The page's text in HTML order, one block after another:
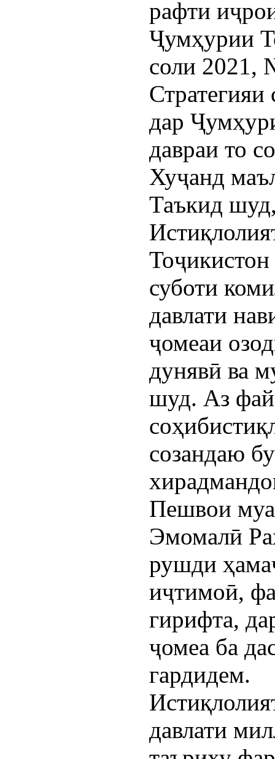
рафти
Ҷумҳурии
соли 2021,
Стратегияи
дар
давраи то
Хуҷанд
Таъкид
суботи
давлати
ҷомеаи
дунявӣ ва
шуд. Аз
созандаю
Пешвои
Эмомалӣ
рушди
иҷтимоӣ,
гирифта,
ҷомеа ба
гардидем.
давлати